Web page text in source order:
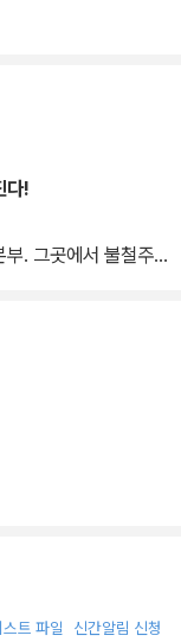
다!
. 그곳에서 불철주
우연한 실수로 '기
음 속에 큰 변화가
과 '슬픔'이 본부로
또는 삭제될 수 있습
스트 파일 신간알림 신청